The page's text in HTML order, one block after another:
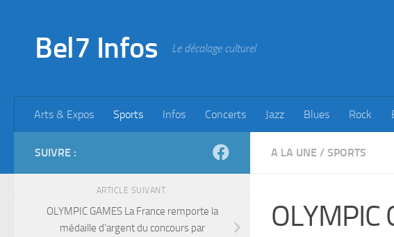
Bel7 Infos Le décalage culturel
Arts & Expos Sports Infos Concerts Jazz Blues Rock
A LA UNE / SPORTS
OLYMPIC
SUIVRE :
ARTICLE SUIVANT
OLYMPIC GAMES La France remporte la
médaille d’argent du concours par